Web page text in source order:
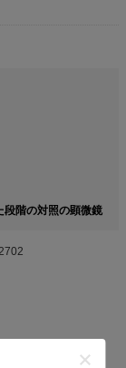
段階の対照の顕微鏡